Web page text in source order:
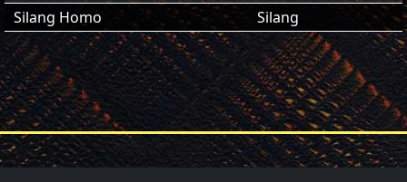
Silang Homo
Silang